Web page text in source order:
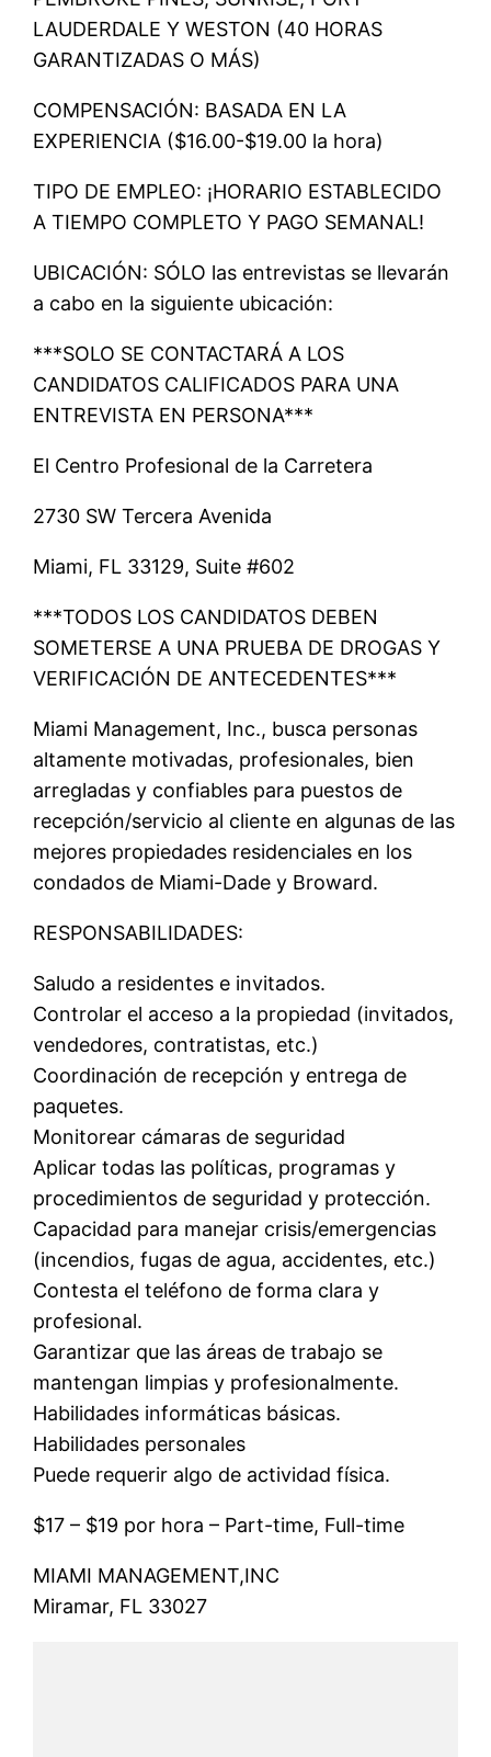
LAUDERDALE Y WESTON (40 HORAS
GARANTIZADAS O MÁS)
COMPENSACIÓN: BASADA EN LA
EXPERIENCIA ($16.00-$19.00 la hora)
TIPO DE EMPLEO: ¡HORARIO ESTABLECIDO
A TIEMPO COMPLETO Y PAGO SEMANAL!
UBICACIÓN: SÓLO las entrevistas se llevarán
a cabo en la siguiente ubicación:
***SOLO SE CONTACTARÁ A LOS
CANDIDATOS CALIFICADOS PARA UNA
ENTREVISTA EN PERSONA***
El Centro Profesional de la Carretera
2730 SW Tercera Avenida
Miami, FL 33129, Suite #602
***TODOS LOS CANDIDATOS DEBEN
SOMETERSE A UNA PRUEBA DE DROGAS Y
VERIFICACIÓN DE ANTECEDENTES***
Miami Management, Inc., busca personas
altamente motivadas, profesionales, bien
arregladas y confiables para puestos de
recepción/servicio al cliente en algunas de las
mejores propiedades residenciales en los
condados de Miami-Dade y Broward.
RESPONSABILIDADES:
Saludo a residentes e invitados.
Controlar el acceso a la propiedad (invitados,
vendedores, contratistas, etc.)
Coordinación de recepción y entrega de
paquetes.
Monitorear cámaras de seguridad
Aplicar todas las políticas, programas y
procedimientos de seguridad y protección.
Capacidad para manejar crisis/emergencias
(incendios, fugas de agua, accidentes, etc.)
Contesta el teléfono de forma clara y
profesional.
Garantizar que las áreas de trabajo se
mantengan limpias y profesionalmente.
Habilidades informáticas básicas.
Habilidades personales
Puede requerir algo de actividad física.
$17 – $19 por hora – Part-time, Full-time
MIAMI MANAGEMENT,INC
Miramar, FL 33027